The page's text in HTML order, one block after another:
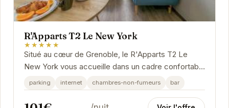
R'Apparts T2 Le New York
★★★★★
Situé au cœur de Grenoble, le R'Apparts T2 Le
New York vous accueille dans un cadre confortable
et élégant. Parfaitement situé pour les...
parking internet chambres-non-fumeurs bar